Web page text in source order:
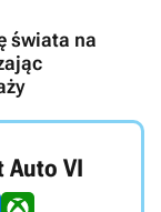
świata na
Auto VI